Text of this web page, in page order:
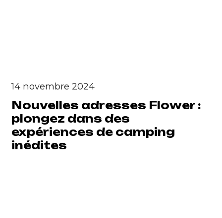
14 novembre 2024
Nouvelles adresses Flower :
plongez dans des
expériences de camping
inédites